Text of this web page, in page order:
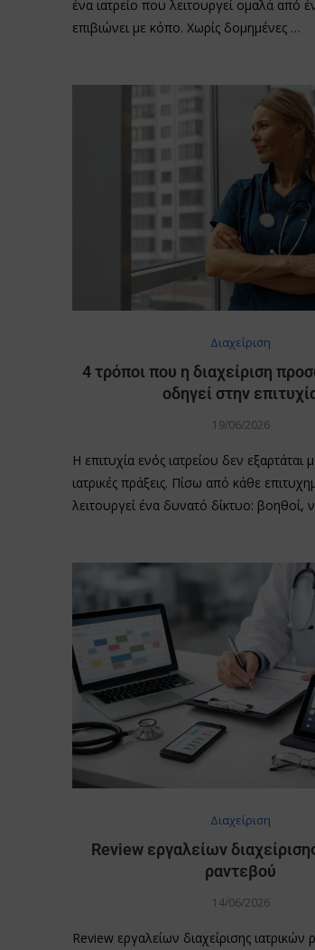
ένα ιατρείο που λειτουργεί ομαλά από
επιβιώνει με κόπο. Χωρίς δομημένες …
Διαχείριση
4 τρόποι που η διαχείριση
οδηγεί στην
19/06/2026
Η επιτυχία ενός ιατρείου δεν εξαρτάται
ιατρικές πράξεις. Πίσω από κάθε
λειτουργεί ένα δυνατό δίκτυο: βοηθοί,
Διαχείριση
Review εργαλείων
ραντεβού
14/06/2026
Review εργαλείων διαχείρισης ιατρικών